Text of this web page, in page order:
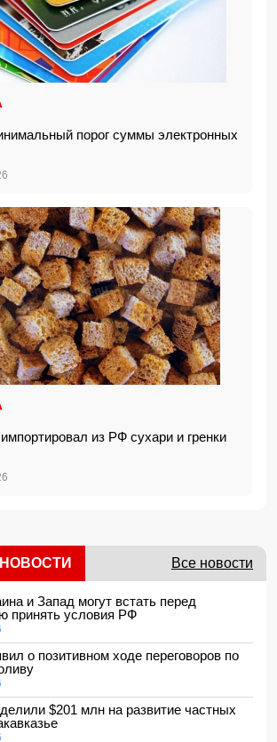
порог суммы электронных
из РФ сухари и гренки
Все новости
и Запад могут встать перед
принять условия РФ
о позитивном ходе переговоров по
$201 млн на развитие частных